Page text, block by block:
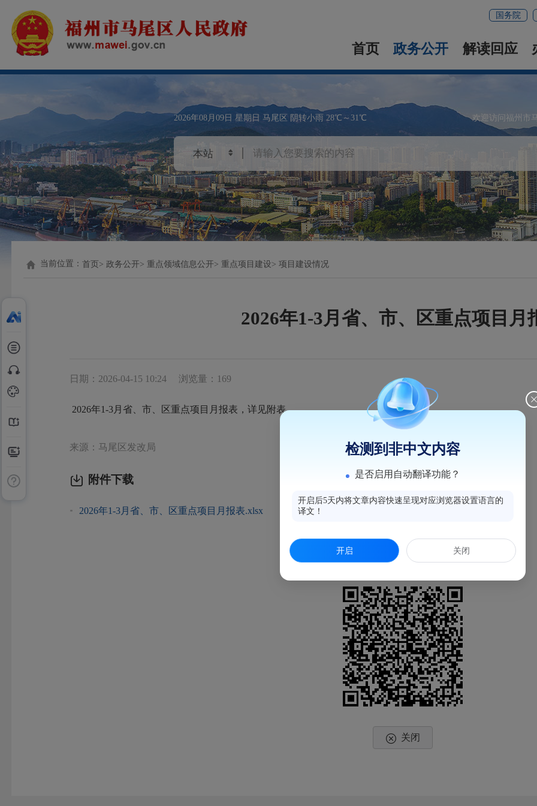
国务院
首页 政务公开 解读回应
2026年08月09日 星期日 马尾区 阴转小雨 28℃～31℃ 欢迎访问福州市
当前位置：首页 政务公开 重点领域信息公开 重点项目建设 项目建设情况
2026年1-3月省、市、区重点项目月
日期：2026-04-15 10:24 浏览量：169
2026年1-3月省、市、区重点项目月报表，详见附表
来源：马尾区发改局
附件下载
2026年1-3月省、市、区重点项目月报表.xlsx
关闭
检测到非中文内容
是否启用自动翻译功能？
开启后5天内将文章内容快速呈现对应浏览器设置语言的
译文！
开启 关闭